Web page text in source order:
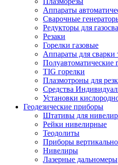
Аппараты
Сварочные
Редукторы для
Резаки
Горелки газовые
Аппараты для сварки
Полуавтоматические
TIG горелки
Плазмотроны для
Средства
Установки
Геодезические приборы
Штативы для
Рейки нивелирные
Теодолиты
Приборы
Нивелиры
Лазерные дальномеры